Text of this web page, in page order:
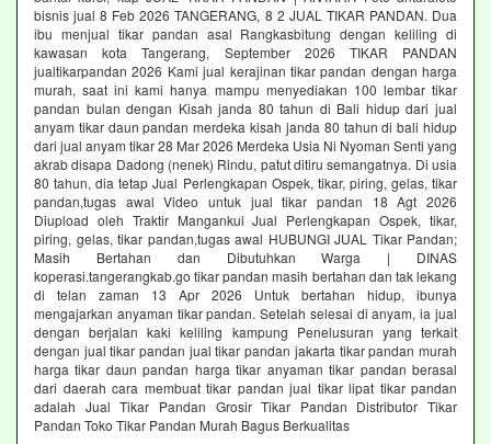
bisnis jual 8 Feb 2026 TANGERANG, 8 2 JUAL TIKAR PANDAN. Dua
ibu menjual tikar pandan asal Rangkasbitung dengan keliling di
kawasan kota Tangerang, September 2026 TIKAR PANDAN
jualtikarpandan 2026 Kami jual kerajinan tikar pandan dengan harga
murah, saat ini kami hanya mampu menyediakan 100 lembar tikar
pandan bulan dengan Kisah janda 80 tahun di Bali hidup dari jual
anyam tikar daun pandan merdeka kisah janda 80 tahun di bali hidup
dari jual anyam tikar 28 Mar 2026 Merdeka Usia Ni Nyoman Senti yang
akrab disapa Dadong (nenek) Rindu, patut ditiru semangatnya. Di usia
80 tahun, dia tetap Jual Perlengkapan Ospek, tikar, piring, gelas, tikar
pandan,tugas awal Video untuk jual tikar pandan 18 Agt 2026
Diupload oleh Traktir Mangankui Jual Perlengkapan Ospek, tikar,
piring, gelas, tikar pandan,tugas awal HUBUNGI JUAL Tikar Pandan;
Masih Bertahan dan Dibutuhkan Warga | DINAS
koperasi.tangerangkab.go tikar pandan masih bertahan dan tak lekang
di telan zaman 13 Apr 2026 Untuk bertahan hidup, ibunya
mengajarkan anyaman tikar pandan. Setelah selesai di anyam, ia jual
dengan berjalan kaki keliling kampung Penelusuran yang terkait
dengan jual tikar pandan jual tikar pandan jakarta tikar pandan murah
harga tikar daun pandan harga tikar anyaman tikar pandan berasal
dari daerah cara membuat tikar pandan jual tikar lipat tikar pandan
adalah Jual Tikar Pandan Grosir Tikar Pandan Distributor Tikar
Pandan Toko Tikar Pandan Murah Bagus Berkualitas